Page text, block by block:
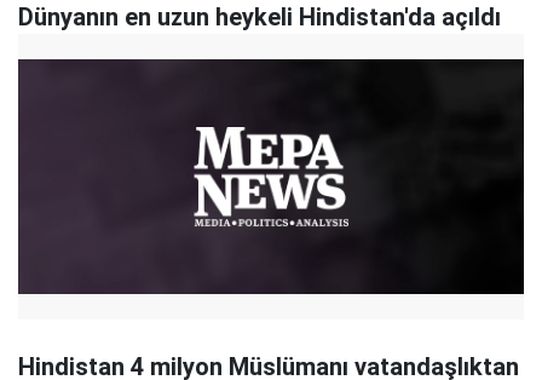
Dünyanın en uzun heykeli Hindistan'da açıldı
Hindistan 4 milyon Müslümanı vatandaşlıktan